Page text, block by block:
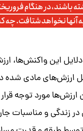
باشند، در هنگام
آنها نخواهد شتافت. چه
این واکنش‌ها،
ارزش‌های مادی شده
مورد توجه
زندگی و مناسبات